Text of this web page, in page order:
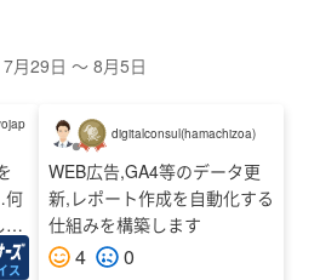
7月29日 〜8月5日
何
ま
ス
digitalconsul(hamachizoa)
WEB広告,GA4等のデータ更
新,レポート作成を自動化する
仕組みを構築します
4 0